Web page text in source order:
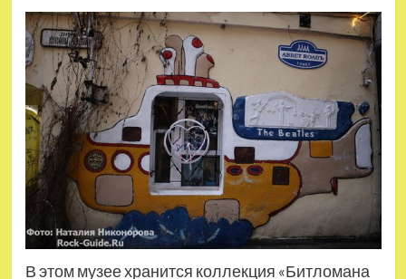
В этом музее хранится коллекция «Битломана